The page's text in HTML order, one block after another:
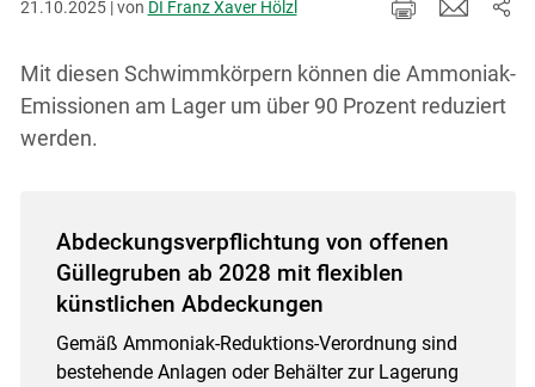
21.10.2025 | von DI Franz Xaver Hölzl
Mit diesen Schwimmkörpern können die Ammoniak-
Emissionen am Lager um über 90 Prozent reduziert
werden.
Abdeckungsverpflichtung von offenen
Güllegruben ab 2028 mit flexiblen
künstlichen Abdeckungen
Gemäß Ammoniak-Reduktions-Verordnung sind
bestehende Anlagen oder Behälter zur Lagerung